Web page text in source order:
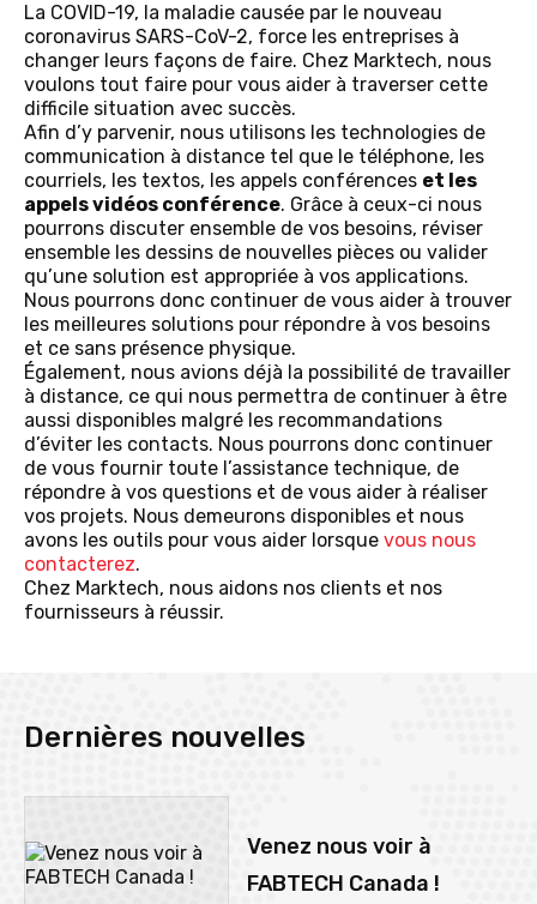
La COVID-19, la maladie causée par le nouveau
coronavirus SARS-CoV-2, force les entreprises à
changer leurs façons de faire. Chez Marktech, nous
voulons tout faire pour vous aider à traverser cette
difficile situation avec succès.
Afin d’y parvenir, nous utilisons les technologies de
communication à distance tel que le téléphone, les
courriels, les textos, les appels conférences et les
appels vidéos conférence. Grâce à ceux-ci nous
pourrons discuter ensemble de vos besoins, réviser
ensemble les dessins de nouvelles pièces ou valider
qu’une solution est appropriée à vos applications.
Nous pourrons donc continuer de vous aider à trouver
les meilleures solutions pour répondre à vos besoins
et ce sans présence physique.
Également, nous avions déjà la possibilité de travailler
à distance, ce qui nous permettra de continuer à être
aussi disponibles malgré les recommandations
d’éviter les contacts. Nous pourrons donc continuer
de vous fournir toute l’assistance technique, de
répondre à vos questions et de vous aider à réaliser
vos projets. Nous demeurons disponibles et nous
avons les outils pour vous aider lorsque vous nous
contacterez.
Chez Marktech, nous aidons nos clients et nos
fournisseurs à réussir.
Dernières nouvelles
Venez nous voir à
FABTECH Canada !